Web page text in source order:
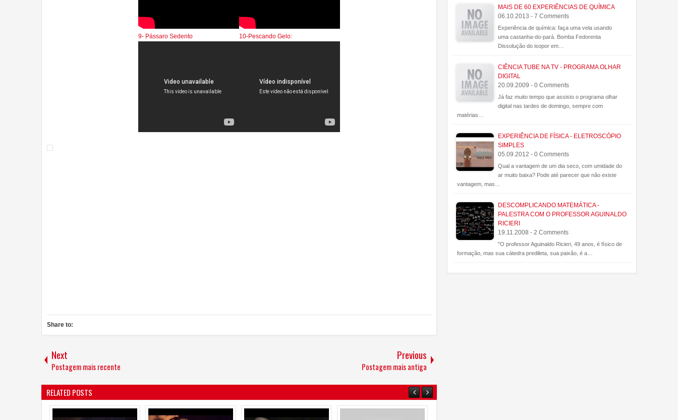
9- Pássaro Sedento 10-Pescando Gelo:
Share to:
Next
Postagem mais recente
Previous
Postagem mais antiga
RELATED POSTS
MAIS DE 60 EXPERIÊNCIAS DE QUÍMICA
06.10.2013 - 7 Comments
Experiência de química: faça uma vela usando
uma castanha-do-pará. Bomba Fedorenta
Dissolução do isopor em…
CIÊNCIA TUBE NA TV - PROGRAMA OLHAR
DIGITAL
20.09.2009 - 0 Comments
Já faz muito tempo que assisto o programa olhar
digital nas tardes de domingo, sempre com
matérias…
EXPERIÊNCIA DE FÍSICA - ELETROSCÓPIO
SIMPLES
05.09.2012 - 0 Comments
Qual a vantagem de um dia seco, com umidade do
ar muito baixa? Pode até parecer que não existe
vantagem, mas…
DESCOMPLICANDO MATEMÁTICA -
PALESTRA COM O PROFESSOR AGUINALDO
RICIERI
19.11.2008 - 2 Comments
"O professor Aguinaldo Ricieri, 49 anos, é físico de
formação, mas sua cátedra predileta, sua paixão, é a…